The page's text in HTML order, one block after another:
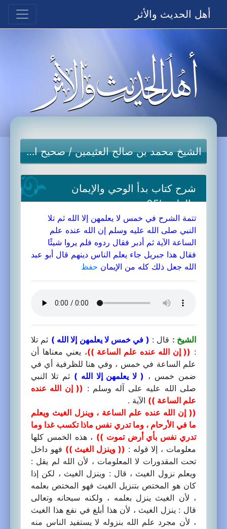
أهل الحديث والأثر
الشيخ محمد بن صالح العثيمين/صحيح البخاري
شرح كتاب بدأ الوحي والإيمان
والعلم-05b
تتمة الشرح في خمس لا يعلمهن إلا الله ثم تلا
النبي صلى الله عليه وسلم إن الله عنده علم
الساعة الآية ثم أدبر فقال ردوه فلم يروا شيئًا
فقال هذا جبريل جاء يعلم الناس دينهم قال أبو عبد
الله جعل ذلك كله من الإيمان حفظ
الشيخ : قال : ( في خمس لا يعلمهن إلا الله ) ثم تلا
: (( إن الله عنده علم الساعة ))، يعني معناها أن
علم الساعة في خمس ، وفي هنا للظرفية أي في
ضمن خمس ، ( لا يعلمهن إلا الله ) ثم تلا النبي
صلى الله عليه على آله وسلم : (( إن الله عنده
علم الساعة )) الآية .
(( إن الله عنده علم الساعة ، وينزل الغيث ويعلم
ما في الأرحام ، وما تدري نفس ماذا تكسب غدا وما
تدري نفس بأي أرض تموت )) ، هذه الخمس كلها
معلومات ، إلا قوله : (( وينزل الغيث )) فهو داخل
تحت المقدورات لا المعلومات ، لأن الله لم يقل :
ويعلم نزول الغيث ، قال : وينزل الغيث ، لكن إذا
كان هو المختص بتنزيل الغيث فهو المختص بعلمه
، لأن الغيث ينزل بعلمه ، ولكنه سبحانه وتعالى
قال : ينزل الغيث ، لأن هذا أبلغ في نفع هذا الغيث
، لأن مجرد علم الله بنزوله لا يستفيد الناس منه